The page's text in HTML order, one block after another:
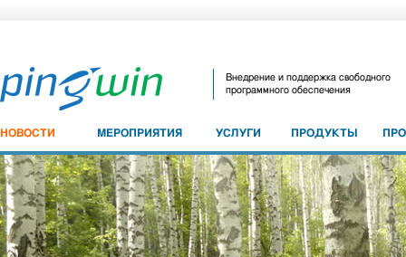
Внедрение и поддержка свободного
программного обеспечения
НОВОСТИ МЕРОПРИЯТИЯ УСЛУГИ ПРОДУКТЫ